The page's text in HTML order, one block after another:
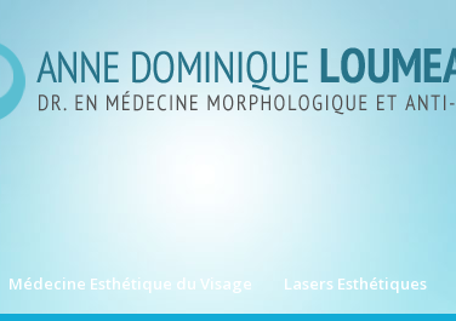
Médecine Esthétique du Visage Lasers Esthétiques